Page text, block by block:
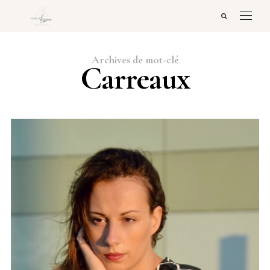
Archives de mot-clé
Carreaux